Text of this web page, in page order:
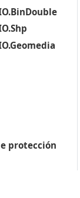
protección